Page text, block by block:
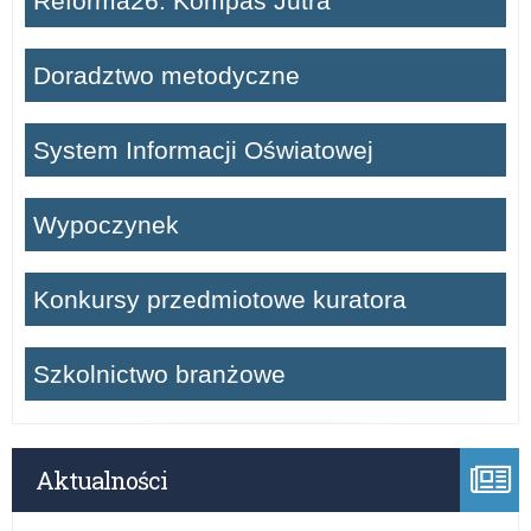
Doradztwo metodyczne
System Informacji Oświatowej
Wypoczynek
Konkursy przedmiotowe kuratora
Szkolnictwo branżowe
Aktualności